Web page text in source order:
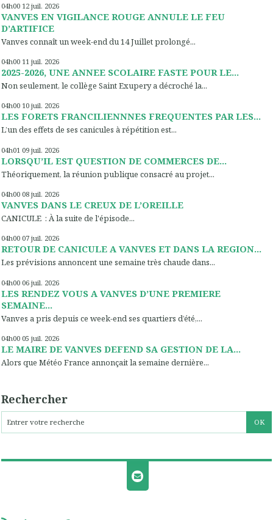
04h00 12 juil. 2026
VANVES EN VIGILANCE ROUGE ANNULE LE FEU
D’ARTIFICE
Vanves connaît un week-end du 14 Juillet prolongé...
04h00 11 juil. 2026
2025-2026, UNE ANNEE SCOLAIRE FASTE POUR LE...
Non seulement, le collège Saint Exupery a décroché la...
04h00 10 juil. 2026
LES FORETS FRANCILIENNNES FREQUENTES PAR LES...
L’un des effets de ses canicules à répétition est...
04h01 09 juil. 2026
LORSQU’IL EST QUESTION DE COMMERCES DE...
Théoriquement, la réunion publique consacré au projet...
04h00 08 juil. 2026
VANVES DANS LE CREUX DE L’OREILLE
CANICULE : À la suite de l'épisode...
04h00 07 juil. 2026
RETOUR DE CANICULE A VANVES ET DANS LA REGION...
Les prévisions annoncent une semaine très chaude dans...
04h00 06 juil. 2026
LES RENDEZ VOUS A VANVES D’UNE PREMIERE
SEMAINE...
Vanves a pris depuis ce week-end ses quartiers d’été,...
04h00 05 juil. 2026
LE MAIRE DE VANVES DEFEND SA GESTION DE LA...
Alors que Météo France annonçait la semaine dernière...
Rechercher